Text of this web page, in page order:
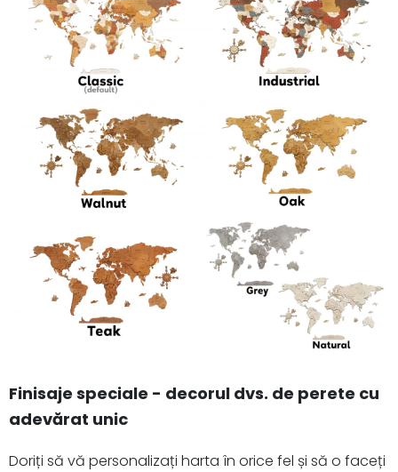
Finisaje speciale - decorul dvs. de perete cu
adevărat unic
Doriți să vă personalizați harta în orice fel și să o faceți